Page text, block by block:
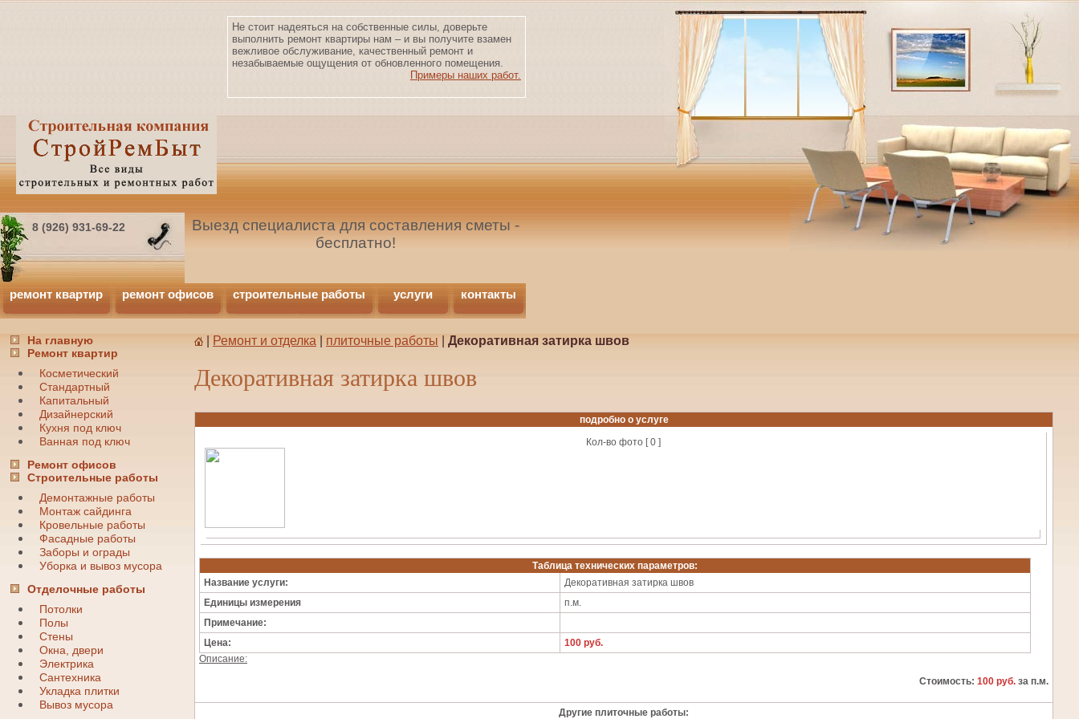
Не стоит надеяться на собственные силы, доверьте
выполнить ремонт квартиры нам – и вы получите взамен
вежливое обслуживание, качественный ремонт и
незабываемые ощущения от обновленного помещения.
Примеры наших работ.
8 (926) 931-69-22
Выезд специалиста для составления сметы -
бесплатно!
ремонт квартир ремонт офисов строительные работы услуги контакты
На главную
Ремонт квартир
Косметический
Стандартный
Капитальный
Дизайнерский
Кухня под ключ
Ванная под ключ
Ремонт офисов
Строительные работы
Демонтажные работы
Монтаж сайдинга
Кровельные работы
Фасадные работы
Заборы и ограды
Уборка и вывоз мусора
Отделочные работы
Потолки
Полы
Стены
Окна, двери
Электрика
Сантехника
Укладка плитки
Вывоз мусора
Ремонт и отделка плиточные работы Декоративная затирка швов
Декоративная затирка швов
подробно о услуге
Кол-во фото [ 0 ]
Таблица технических параметров:
Название услуги:
Декоративная затирка швов
Единицы измерения
п.м.
Примечание:
Цена:
100 руб.
Описание:
Стоимость: 100 руб. за п.м.
Другие плиточные работы: